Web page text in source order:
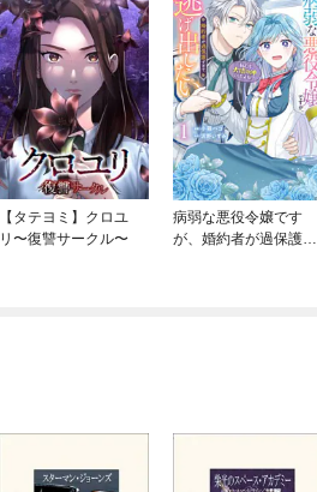
【タテヨミ】クロユ
リ〜復讐サークル〜
病弱な悪役令嬢です
が、婚約者が過保護す